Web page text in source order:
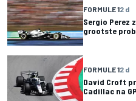
FORMULE 12 d
Sergio Perez
grootste
FORMULE 12 d
David Croft
Cadillac na